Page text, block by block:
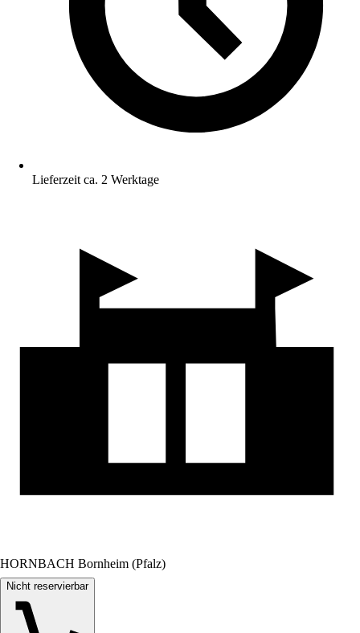
Lieferzeit ca. 2 Werktage
HORNBACH Bornheim (Pfalz)
Nicht reservierbar